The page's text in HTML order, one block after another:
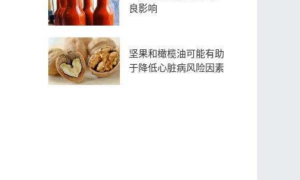
良影响
坚果和橄榄油可能有助
于降低心脏病风险因素